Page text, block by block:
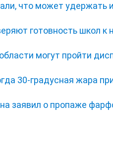
что может удержать
готовность школ к
могут пройти
30-градусная жара
заявил о пропаже